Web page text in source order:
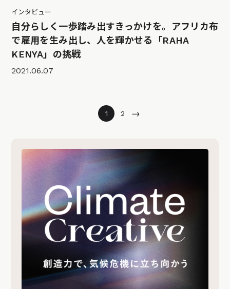
インタビュー
自分らしく一歩踏み出すきっかけを。アフリカ布
で雇用を生み出し、人を輝かせる「RAHA
KENYA」の挑戦
2021.06.07
1 2 →